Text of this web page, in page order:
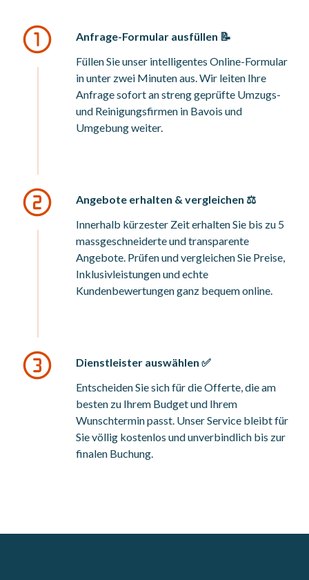
Anfrage-Formular ausfüllen 📝
Füllen Sie unser intelligentes Online-Formular
in unter zwei Minuten aus. Wir leiten Ihre
Anfrage sofort an streng geprüfte Umzugs-
und Reinigungsfirmen in Bavois und
Umgebung weiter.
Angebote erhalten & vergleichen ⚖️
Innerhalb kürzester Zeit erhalten Sie bis zu 5
massgeschneiderte und transparente
Angebote. Prüfen und vergleichen Sie Preise,
Inklusivleistungen und echte
Kundenbewertungen ganz bequem online.
Dienstleister auswählen ✅
Entscheiden Sie sich für die Offerte, die am
besten zu Ihrem Budget und Ihrem
Wunschtermin passt. Unser Service bleibt für
Sie völlig kostenlos und unverbindlich bis zur
finalen Buchung.